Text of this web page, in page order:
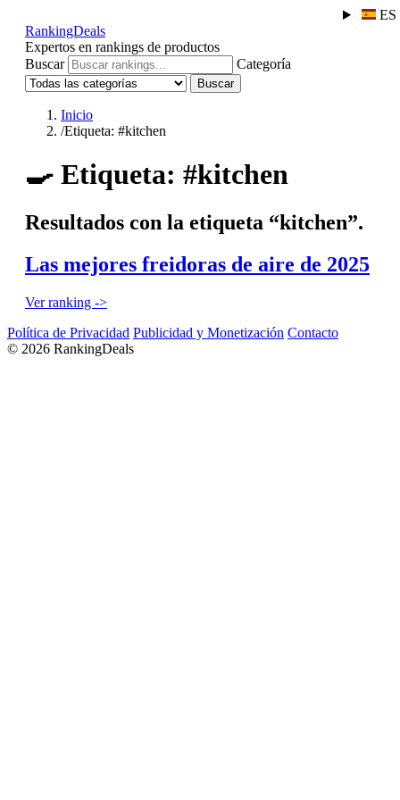
ES
RankingDeals
Expertos en rankings de productos
Buscar
Categoría
Buscar
Inicio
/Etiqueta: #kitchen
🍳 Etiqueta: #kitchen
Resultados con la etiqueta “kitchen”.
Las mejores freidoras de aire de 2025
Ver ranking ->
Política de Privacidad Publicidad y Monetización Contacto
© 2026 RankingDeals